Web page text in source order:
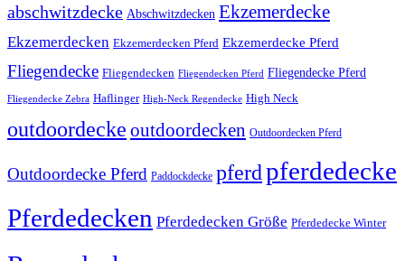
abschwitzdecke Abschwitzdecken Ekzemerdecke
Ekzemerdecken Ekzemerdecken Pferd Ekzemerdecke Pferd
Fliegendecke Fliegendecken Fliegendecken Pferd Fliegendecke Pferd
Fliegendecke Zebra Haflinger High-Neck Regendecke High Neck
outdoordecke outdoordecken Outdoordecken Pferd
Outdoordecke Pferd Paddockdecke pferdpferdedecke
Pferdedecken Pferdedecken Größe Pferdedecke Winter